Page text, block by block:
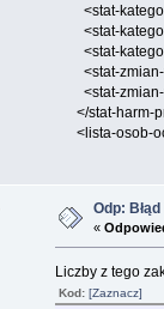
<stat-
<stat-
<stat-
<stat-zmian-
<stat-zmian-
</stat-harm-
<lista-osob-
Odp:
«
Liczby z tego
Kod: [Zaznacz]